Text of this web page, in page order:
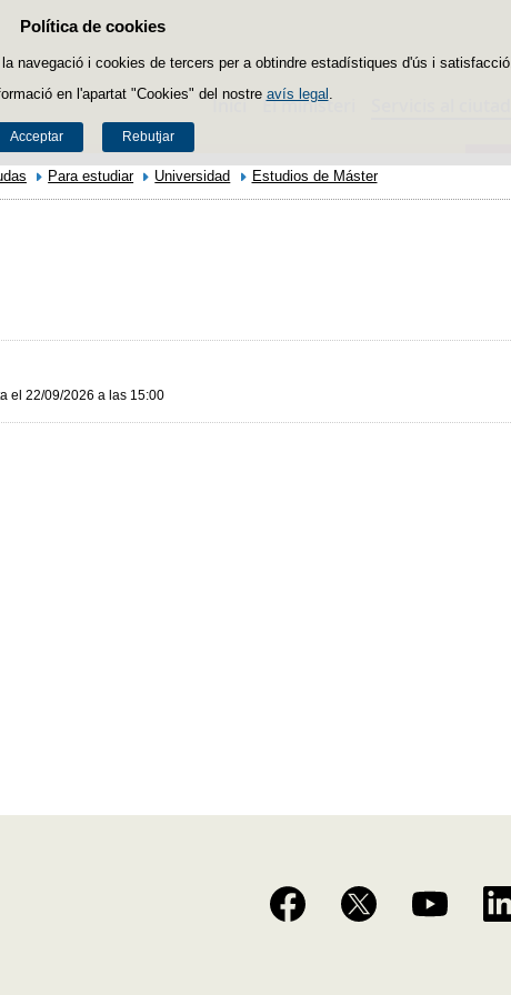
Política de cookies
navegació i cookies de tercers per a obtindre estadístiques d'ús i satisfacció.
en l'apartat "Cookies" del nostre avís legal
Acceptar Rebutjar
Passar al contingut
Inici El ministeri
Para estudiar Universidad Estudios de Máster
el 22/09/2026 a las 15:00